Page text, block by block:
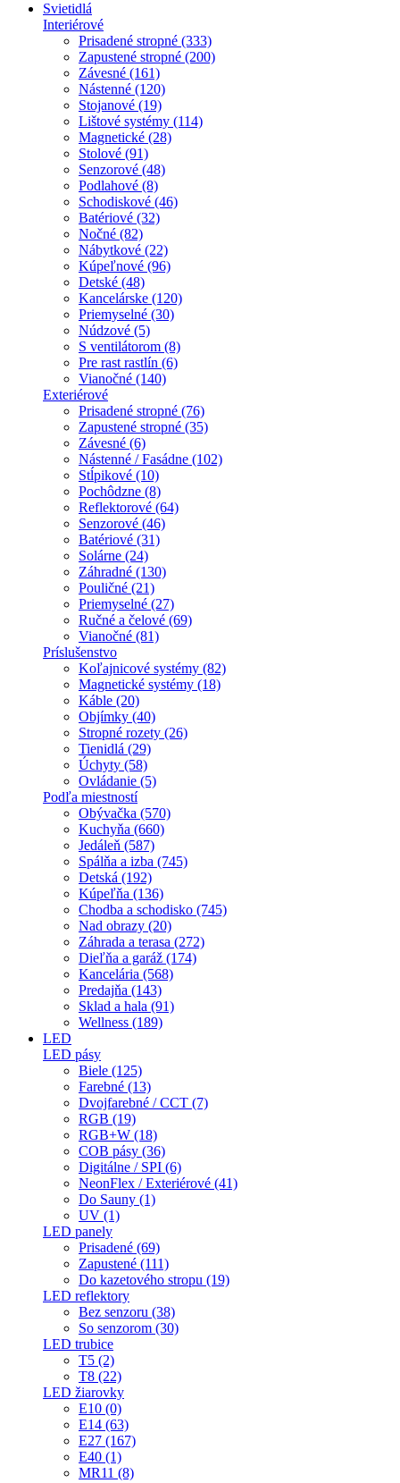
Svietidlá
Interiérové
Prisadené stropné (333)
Zapustené stropné (200)
Závesné (161)
Nástenné (120)
Stojanové (19)
Lištové systémy (114)
Magnetické (28)
Stolové (91)
Senzorové (48)
Podlahové (8)
Schodiskové (46)
Batériové (32)
Nočné (82)
Nábytkové (22)
Kúpeľnové (96)
Detské (48)
Kancelárske (120)
Priemyselné (30)
Núdzové (5)
S ventilátorom (8)
Pre rast rastlín (6)
Vianočné (140)
Exteriérové
Prisadené stropné (76)
Zapustené stropné (35)
Závesné (6)
Nástenné / Fasádne (102)
Stĺpikové (10)
Pochôdzne (8)
Reflektorové (64)
Senzorové (46)
Batériové (31)
Solárne (24)
Záhradné (130)
Pouličné (21)
Priemyselné (27)
Ručné a čelové (69)
Vianočné (81)
Príslušenstvo
Koľajnicové systémy (82)
Magnetické systémy (18)
Káble (20)
Objímky (40)
Stropné rozety (26)
Tienidlá (29)
Úchyty (58)
Ovládanie (5)
Podľa miestností
Obývačka (570)
Kuchyňa (660)
Jedáleň (587)
Spálňa a izba (745)
Detská (192)
Kúpeľňa (136)
Chodba a schodisko (745)
Nad obrazy (20)
Záhrada a terasa (272)
Dieľňa a garáž (174)
Kancelária (568)
Predajňa (143)
Sklad a hala (91)
Wellness (189)
LED
LED pásy
Biele (125)
Farebné (13)
Dvojfarebné / CCT (7)
RGB (19)
RGB+W (18)
COB pásy (36)
Digitálne / SPI (6)
NeonFlex / Exteriérové (41)
Do Sauny (1)
UV (1)
LED panely
Prisadené (69)
Zapustené (111)
Do kazetového stropu (19)
LED reflektory
Bez senzoru (38)
So senzorom (30)
LED trubice
T5 (2)
T8 (22)
LED žiarovky
E10 (0)
E14 (63)
E27 (167)
E40 (1)
MR11 (8)